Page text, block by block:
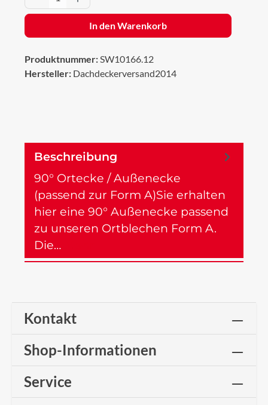
In den Warenkorb
Produktnummer:SW10166.12
Hersteller: Dachdeckerversand2014
Beschreibung
90° Ortecke / Außenecke
(passend zur Form A)Sie erhalten
hier eine 90° Außenecke passend
zu unseren Ortblechen Form A.
Die…
Kontakt
Shop-Informationen
Service